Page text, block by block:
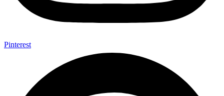
Pinterest